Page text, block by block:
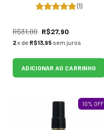
(1)
R$31,00 R$27,90
2x de R$13,95 sem juros
ADICIONAR AO CARRINHO
10% OFF